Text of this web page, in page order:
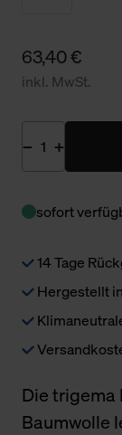
63,40 €
inkl. MwSt.
sofort
14 Tage
Hergestellt
Die trigema
Baumwolle